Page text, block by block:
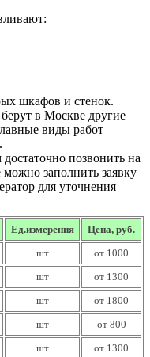
шкафов и стенок.
в Москве другие
виды работ
позвонить на
заполнить заявку
для уточнения
Ед.измерения
Цена, руб.
шт
от 1000
шт
от 1300
шт
от 1800
шт
от 800
шт
от 1300